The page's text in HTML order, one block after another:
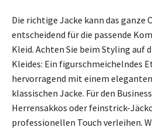
Die richtige Jacke kann das
entscheidend für die passende
Kleid. Achten Sie beim Styling auf
Kleides: Ein figurschmeichelndes
hervorragend mit einem
klassischen Jacke. Für den
Herrensakkos oder feinstrick-
professionellen Touch verleihen.